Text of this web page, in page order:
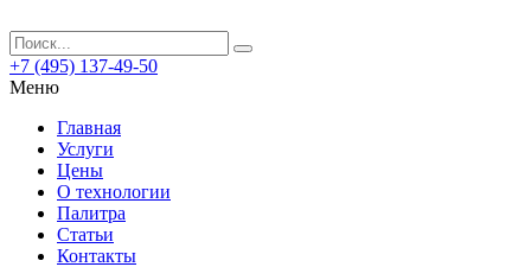
+7 (495) 137-49-50
Меню
Главная
Услуги
Цены
О технологии
Палитра
Статьи
Контакты